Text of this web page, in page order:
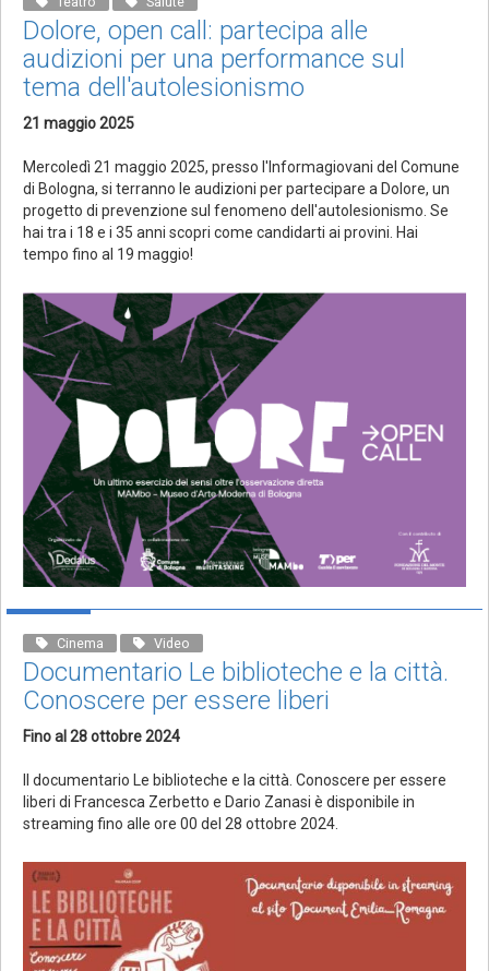
Dolore, open call: partecipa alle
audizioni per una performance sul
tema dell'autolesionismo
21 maggio 2025
Mercoledì 21 maggio 2025, presso l'Informagiovani del Comune
di Bologna, si terranno le audizioni per partecipare a Dolore, un
progetto di prevenzione sul fenomeno dell'autolesionismo. Se
hai tra i 18 e i 35 anni scopri come candidarti ai provini. Hai
tempo fino al 19 maggio!
Cinema Video
Documentario Le biblioteche e la città.
Conoscere per essere liberi
Fino al 28 ottobre 2024
Il documentario Le biblioteche e la città. Conoscere per essere
liberi di Francesca Zerbetto e Dario Zanasi è disponibile in
streaming fino alle ore 00 del 28 ottobre 2024.